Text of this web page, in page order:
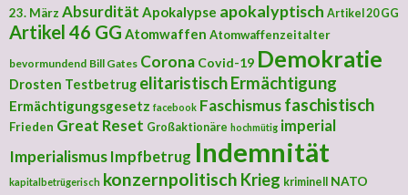
23. März Absurdität Apokalypse apokalyptisch Artikel 20 GG
Artikel 46 GG Atomwaffen Atomwaffenzeitalter
bevormundend Bill Gates Corona Covid-19 Demokratie
Drosten Testbetrug elitaristischErmächtigung
Ermächtigungsgesetz facebook Faschismusfaschistisch
Frieden Great Reset Großaktionäre hochmütig imperial
Imperialismus Impfbetrug Indemnität
kapitalbetrügerisch konzernpolitisch Krieg kriminell NATO